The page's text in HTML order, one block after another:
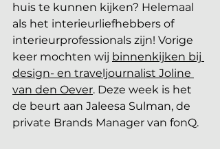
huis te kunnen kijken? Helemaal
als het interieurliefhebbers of
interieurprofessionals zijn! Vorige
keer mochten wij binnenkijken bij
design- en traveljournalist Joline
van den Oever. Deze week is het
de beurt aan Jaleesa Sulman, de
private Brands Manager van fonQ.